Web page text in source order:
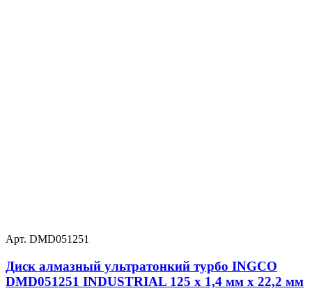
Арт. DMD051251
Диск алмазный ультратонкий турбо INGCO
DMD051251 INDUSTRIAL 125 х 1,4 мм x 22,2 мм